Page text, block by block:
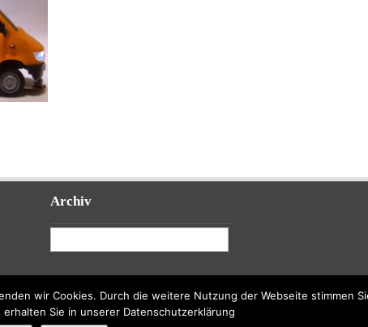
Archiv
wir Cookies. Durch die weitere Nutzung der Webseite stimmen
Sie in unserer Datenschutzerklärung